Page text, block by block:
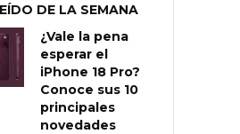
DE LA SEMANA
¿Vale la pena
esperar el
iPhone 18 Pro?
Conoce sus 10
principales
novedades